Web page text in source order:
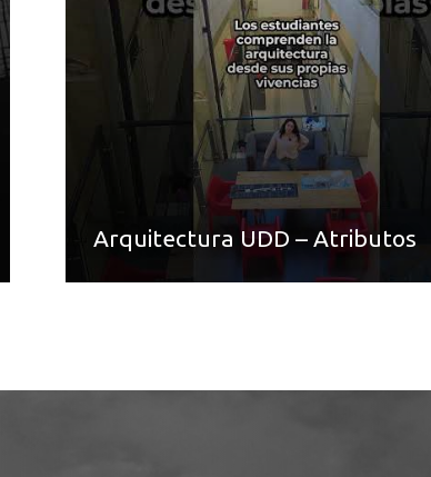
Arquitectura UDD – Atributos